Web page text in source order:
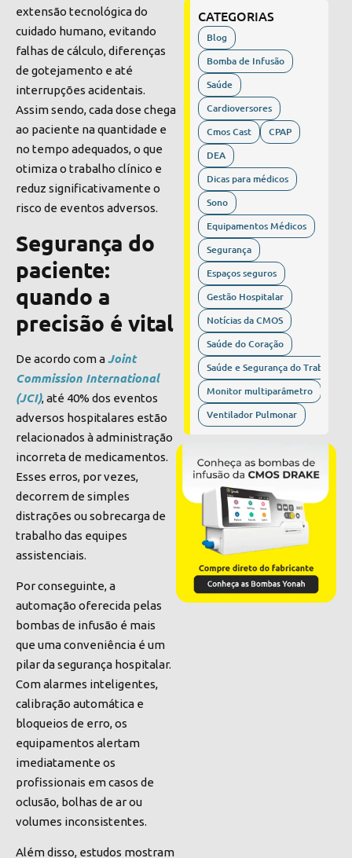
extensão tecnológica do
cuidado humano, evitando
falhas de cálculo, diferenças
de gotejamento e até
interrupções acidentais.
Assim sendo, cada dose chega
ao paciente na quantidade e
no tempo adequados, o que
otimiza o trabalho clínico e
reduz significativamente o
risco de eventos adversos.
Segurança do
paciente:
quando a
precisão é vital
De acordo com aJoint
Commission International
(JCI), até 40% dos eventos
adversos hospitalares estão
relacionados à administração
incorreta de medicamentos.
Esses erros, por vezes,
decorrem de simples
distrações ou sobrecarga de
trabalho das equipes
assistenciais.
Por conseguinte, a
automação oferecida pelas
bombas de infusão é mais
que uma conveniência é um
pilar da segurança hospitalar.
Com alarmes inteligentes,
calibração automática e
bloqueios de erro, os
equipamentos alertam
imediatamente os
profissionais em casos de
oclusão, bolhas de ar ou
volumes inconsistentes.
Além disso, estudos mostram
CATEGORIAS
Blog
Bomba de Infusão
Saúde
Cardioversores
Cmos Cast
CPAP
DEA
Dicas para médicos
Sono
Equipamentos Médicos
Segurança
Espaços seguros
Gestão Hospitalar
Notícias da CMOS
Saúde do Coração
Saúde e Segurança do Trabalho
Monitor multiparâmetro
Ventilador Pulmonar